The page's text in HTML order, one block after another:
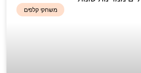
משחקי קלפים